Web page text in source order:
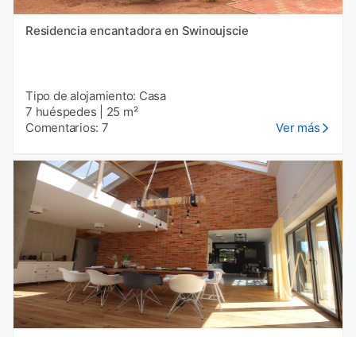
Residencia encantadora en Swinoujscie
Tipo de alojamiento: Casa
7 huéspedes
25 m²
Comentarios: 7
Ver más